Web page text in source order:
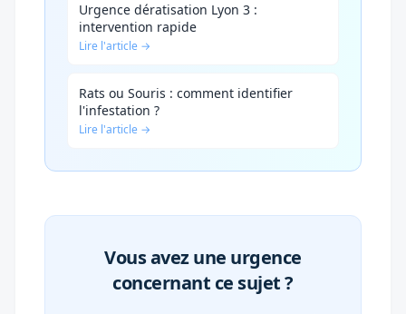
Urgence dératisation Lyon 3 :
intervention rapide
Lire l'article →
Rats ou Souris : comment identifier
l'infestation ?
Lire l'article →
Vous avez une urgence
concernant ce sujet ?